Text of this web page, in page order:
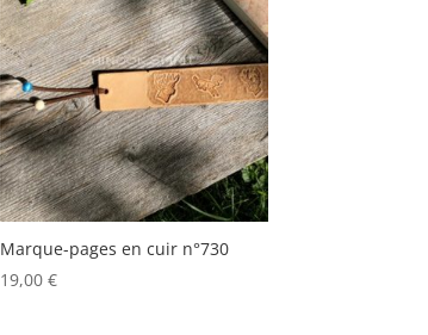
Marque-pages en cuir n°730
19,00€